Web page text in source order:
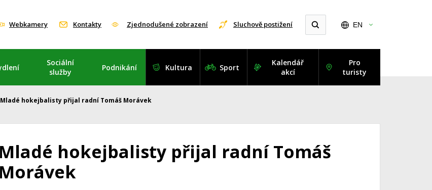
Webkamery Kontakty Zjednodušené zobrazení Sluchově postižení EN
Sociální
služby
Podnikání Kultura Sport
Kalendář
akcí
Pro
turisty
Mladé hokejbalisty přijal radní Tomáš Morávek
Mladé hokejbalisty přijal radní Tomáš
Morávek